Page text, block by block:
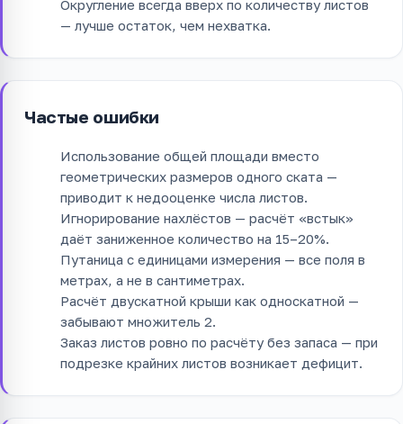
Округление всегда вверх по количеству листов
— лучше остаток, чем нехватка.
Частые ошибки
Использование общей площади вместо
геометрических размеров одного ската —
приводит к недооценке числа листов.
Игнорирование нахлёстов — расчёт «встык»
даёт заниженное количество на 15–20%.
Путаница с единицами измерения — все поля в
метрах, а не в сантиметрах.
Расчёт двускатной крыши как односкатной —
забывают множитель 2.
Заказ листов ровно по расчёту без запаса — при
подрезке крайних листов возникает дефицит.